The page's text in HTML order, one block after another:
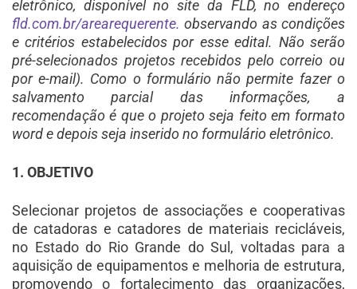
eletrônico, disponível no site da FLD, no endereço
fld.com.br/arearequerente. observando as condições
e critérios estabelecidos por esse edital. Não serão
pré-selecionados projetos recebidos pelo correio ou
por e-mail). Como o formulário não permite fazer o
salvamento parcial das informações, a
recomendação é que o projeto seja feito em formato
word e depois seja inserido no formulário eletrônico.
1. OBJETIVO
Selecionar projetos de associações e cooperativas
de catadoras e catadores de materiais recicláveis,
no Estado do Rio Grande do Sul, voltadas para a
aquisição de equipamentos e melhoria de estrutura,
promovendo o fortalecimento das organizações,